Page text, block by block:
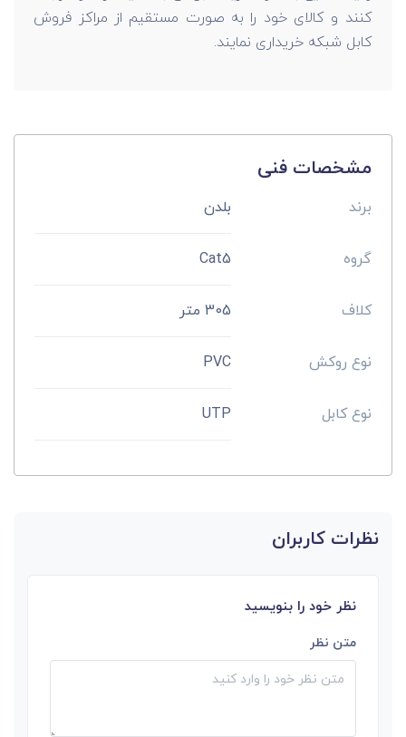
کنند و کالای خود را به صورت مستقیم از مراکز فروش
کابل شبکه خریداری نمایند.
مشخصات فنی
برند بلدن
گروه Cat5
کلاف 305 متر
نوع روکش PVC
نوع کابل UTP
نظرات کاربران
نظر خود را بنویسید
متن نظر